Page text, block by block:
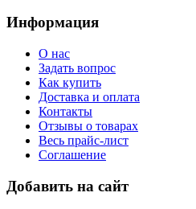
Информация
О нас
Задать вопрос
Как купить
Доставка и оплата
Контакты
Отзывы о товарах
Весь прайс-лист
Соглашение
Добавить на сайт